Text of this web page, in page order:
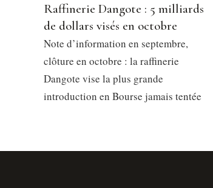
Raffinerie Dangote : 5 milliards
de dollars visés en octobre
Note d’information en septembre,
clôture en octobre : la raffinerie
Dangote vise la plus grande
introduction en Bourse jamais tentée